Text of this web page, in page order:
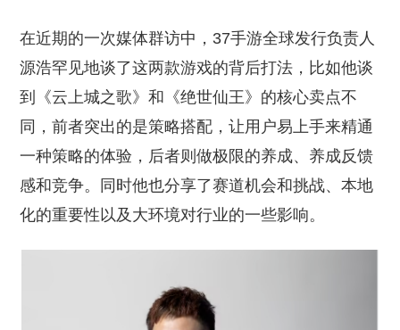
在近期的一次媒体群访中，37手游全球发行负责人
源浩罕见地谈了这两款游戏的背后打法，比如他谈
到《云上城之歌》和《绝世仙王》的核心卖点不
同，前者突出的是策略搭配，让用户易上手来精通
一种策略的体验，后者则做极限的养成、养成反馈
感和竞争。同时他也分享了赛道机会和挑战、本地
化的重要性以及大环境对行业的一些影响。